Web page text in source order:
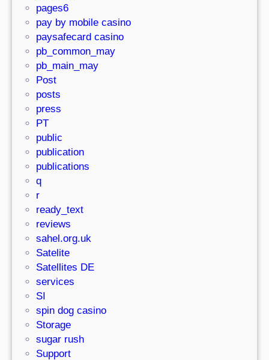
pages6
pay by mobile casino
paysafecard casino
pb_common_may
pb_main_may
Post
posts
press
PT
public
publication
publications
q
r
ready_text
reviews
sahel.org.uk
Satelite
Satellites DE
services
SI
spin dog casino
Storage
sugar rush
Support